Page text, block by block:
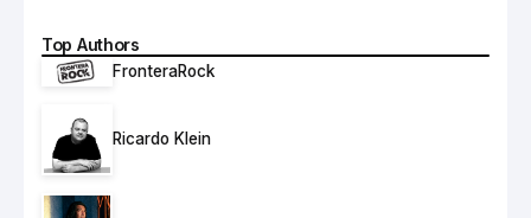
Top Authors
FronteraRock
Ricardo Klein